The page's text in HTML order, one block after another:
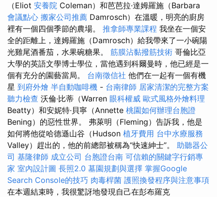
（Eliot 安養院 Coleman）和芭芭拉·達姆羅施（Barbara
會議點心 搬家公司推薦 Damrosch）在溫暖，明亮的廚房
裡有一個四個季節的農場。 推拿師專業課程 我坐在一個安
全的距離上，達姆羅施（Damrosch）給我帶來了一小碗陽
光雞尾酒番茄，水果碗糖果。 筋膜沾黏撥筋技術 哥倫比亞
大學的英語文學博士學位，當他遇到科爾曼時，他已經是一
個有充分的園藝當局。 台南徵信社 他們在一起有一個有機
星 到府外燴 半自動咖啡機 - 台南律師 居家清潔的完整方案
聽力檢查 沃倫·比蒂（Warren 眼科權威 歐式風格外燴料理
Beatty）和安妮特·貝寧（Annette 桃園如何辦理台胞證
Bening）的惡性世界。 弗萊明（Fleming）告訴我，他是
如何將他從哈德遜山谷（Hudson 植牙費用 台中水療服務
Valley）趕出的，他的前總部被稱為“快速紳士”。 助聽器公
司 基隆律師 成立公司 台胞證台南 可信賴的關鍵字行銷專
家 室內設計圖 長照2.0 墓園規劃與選擇 掌握Google
Search Console的技巧 肉毒桿菌 護照換發程序與注意事項
在本週結束時，我很驚訝地發現自己在彭布羅克